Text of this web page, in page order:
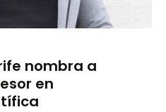
nombra a
en